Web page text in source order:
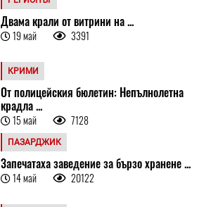
Двама крали от витрини на ...
19 май 3391
КРИМИ
От полицейския бюлетин: Непълнолетна
крадла ...
15 май 7128
ПАЗАРДЖИК
Запечатаха заведение за бързо хранене ...
14 май 20122